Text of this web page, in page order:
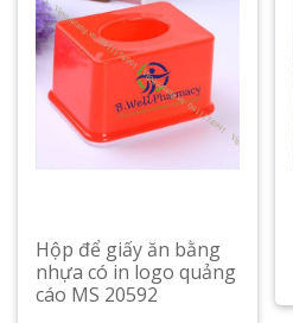
Hộp để giấy ăn bằng
nhựa có in logo quảng
cáo MS 20592